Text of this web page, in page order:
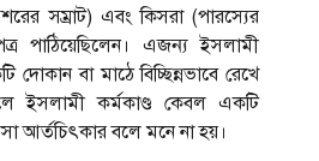
সম্রাট) এবং কিসরা (পারস্যের
পাঠিয়েছিলেন। এজন্য ইসলামী
বা মাঠে বিচ্ছিন্নভাবে রেখে
ইসলামী কর্মকাণ্ড কেবল একটি
আর্তচিৎকার বলে মনে না হয়।